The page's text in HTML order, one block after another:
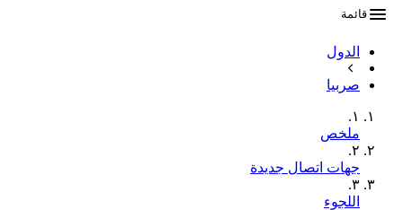
قائمة
الدول
صربيا
١.
ملخص
٢.
جهات اتصال جديدة
٣.
اللجوء